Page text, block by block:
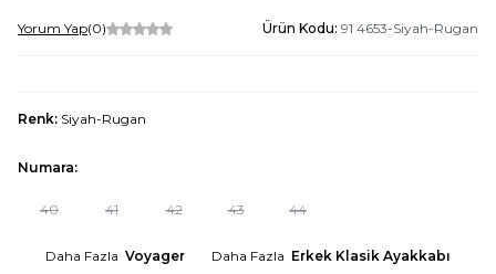
Yorum Yap(0) Ürün Kodu: 91 4653-Siyah-Rugan
Renk: Siyah-Rugan
Numara:
40 41 42 43 44
Daha Fazla Voyager Daha Fazla Erkek Klasik Ayakkabı